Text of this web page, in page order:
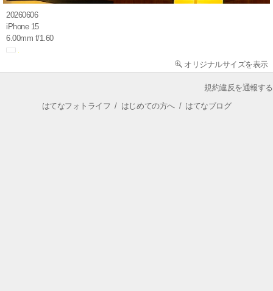
20260606
iPhone 15
6.00mm f/1.60
オリジナルサイズを表示
規約違反を通報する
はてなフォトライフ / はじめての方へ/ はてなブログ